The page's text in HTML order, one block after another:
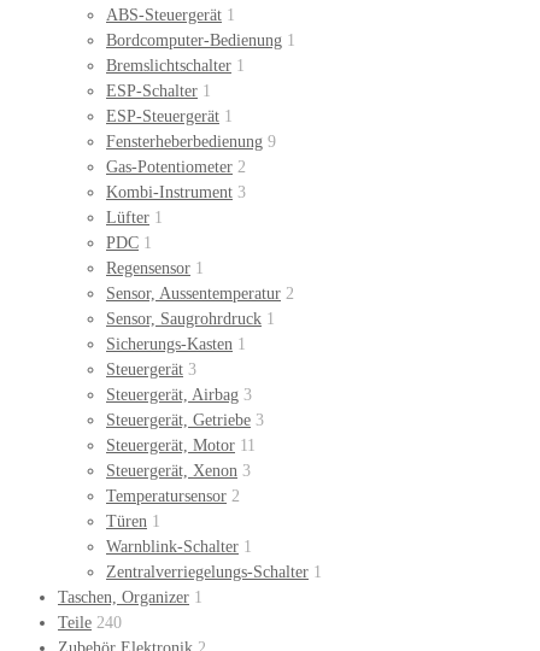
ABS-Steuergerät 1
Bordcomputer-Bedienung 1
Bremslichtschalter 1
ESP-Schalter 1
ESP-Steuergerät 1
Fensterheberbedienung 9
Gas-Potentiometer 2
Kombi-Instrument 3
Lüfter 1
PDC 1
Regensensor 1
Sensor, Aussentemperatur 2
Sensor, Saugrohrdruck 1
Sicherungs-Kasten 1
Steuergerät 3
Steuergerät, Airbag 3
Steuergerät, Getriebe 3
Steuergerät, Motor 11
Steuergerät, Xenon 3
Temperatursensor 2
Türen 1
Warnblink-Schalter 1
Zentralverriegelungs-Schalter 1
Taschen, Organizer 1
Teile 240